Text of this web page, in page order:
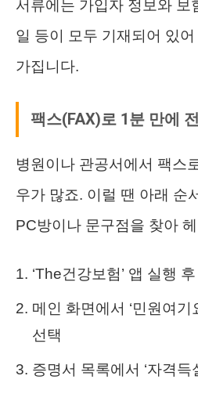
서류에는 가입자 정보와 보
일 등이 모두 기재되어 있
가집니다.
팩스(FAX)로 1분 만에
병원이나 관공서에서 팩스
우가 많죠. 이럴 땐 아래 순
PC방이나 문구점을 찾아
‘The건강보험’ 앱 실행
메인 화면에서 ‘민원여기
선택
증명서 목록에서 ‘자격득